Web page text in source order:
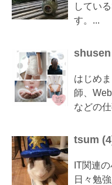
してい
す。...
shusen
はじめ
師、
などの
tsum (4
IT関連
日々勉